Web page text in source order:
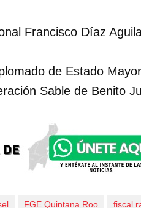
Francisco Díaz
de Estado
Sable de Benito
FGE Quintana Roo fiscal